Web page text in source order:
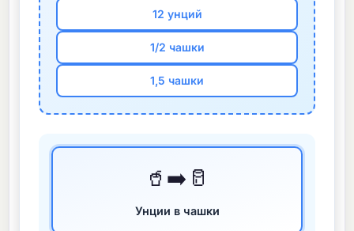
12 унций
1/2 чашки
1,5 чашки
🥤➡️🥛
Унции в чашки